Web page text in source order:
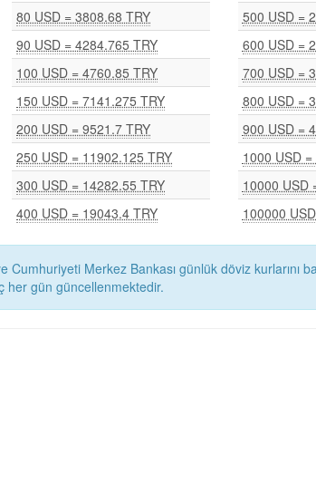
80 USD = 3808.68 TRY
90 USD = 4284.765 TRY
100 USD = 4760.85 TRY
150 USD = 7141.275 TRY
200 USD = 9521.7 TRY
250 USD = 11902.125 TRY
300 USD = 14282.55 TRY
400 USD = 19043.4 TRY
500 USD =
600 USD =
700 USD =
800 USD =
900 USD =
1000 USD
10000 USD
100000
Cumhuriyeti Merkez Bankası günlük döviz kurlarını
her gün güncellenmektedir.